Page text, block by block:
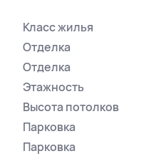
Класс жилья
Отделка
Отделка
Этажность
Высота потолков
Парковка
Парковка